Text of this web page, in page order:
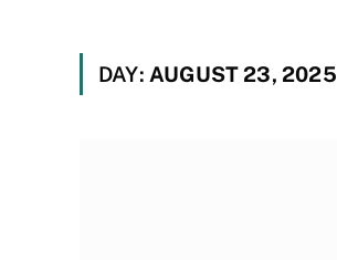
DAY: AUGUST 23, 2025